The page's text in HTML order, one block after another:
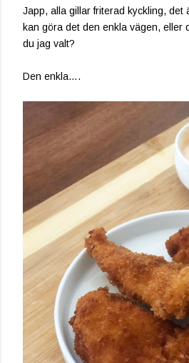
Japp, alla gillar friterad kyckling, det
kan göra det den enkla vägen, eller
du jag valt?
Den enkla….